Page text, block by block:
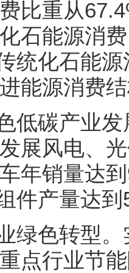
比重从
石能源消
统化石能
能源消费
低碳产业
展风电、
年销量达到
件产量达到
绿色转型
点行业节